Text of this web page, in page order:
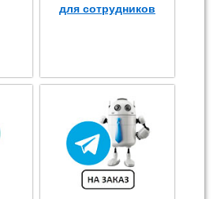
для сотрудников